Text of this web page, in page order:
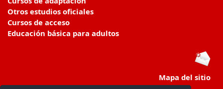
Otros estudios oficiales
Cursos de acceso
Educación básica para adultos
Mapa del sitio